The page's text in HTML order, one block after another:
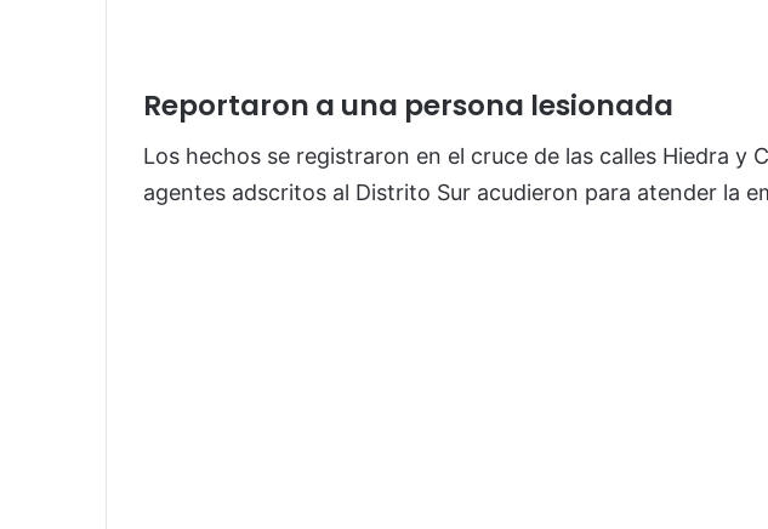
Reportaron a una persona lesionada
Los hechos se registraron en el cruce de las calles Hiedra y
agentes adscritos al Distrito Sur acudieron para atender la